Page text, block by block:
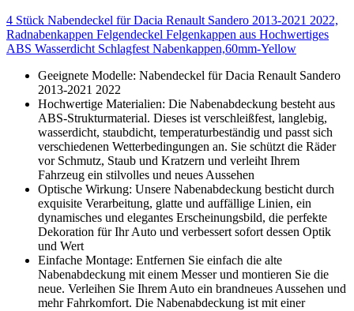
4 Stück Nabendeckel für Dacia Renault Sandero 2013-2021 2022,
Radnabenkappen Felgendeckel Felgenkappen aus Hochwertiges
ABS Wasserdicht Schlagfest Nabenkappen,60mm-Yellow
Geeignete Modelle: Nabendeckel für Dacia Renault Sandero
2013-2021 2022
Hochwertige Materialien: Die Nabenabdeckung besteht aus
ABS-Strukturmaterial. Dieses ist verschleißfest, langlebig,
wasserdicht, staubdicht, temperaturbeständig und passt sich
verschiedenen Wetterbedingungen an. Sie schützt die Räder
vor Schmutz, Staub und Kratzern und verleiht Ihrem
Fahrzeug ein stilvolles und neues Aussehen
Optische Wirkung: Unsere Nabenabdeckung besticht durch
exquisite Verarbeitung, glatte und auffällige Linien, ein
dynamisches und elegantes Erscheinungsbild, die perfekte
Dekoration für Ihr Auto und verbessert sofort dessen Optik
und Wert
Einfache Montage: Entfernen Sie einfach die alte
Nabenabdeckung mit einem Messer und montieren Sie die
neue. Verleihen Sie Ihrem Auto ein brandneues Aussehen und
mehr Fahrkomfort. Die Nabenabdeckung ist mit einer